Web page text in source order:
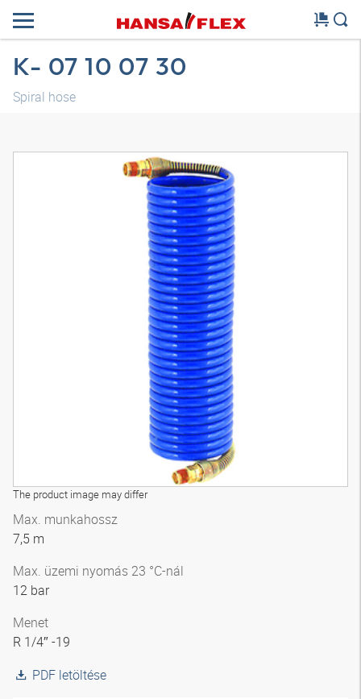
K- 07 10 07 30
Spiral hose
The product image may differ
Max. munkahossz
7,5 m
Max. üzemi nyomás 23 °C-nál
12 bar
Menet
R 1/4″ -19
PDF letöltése